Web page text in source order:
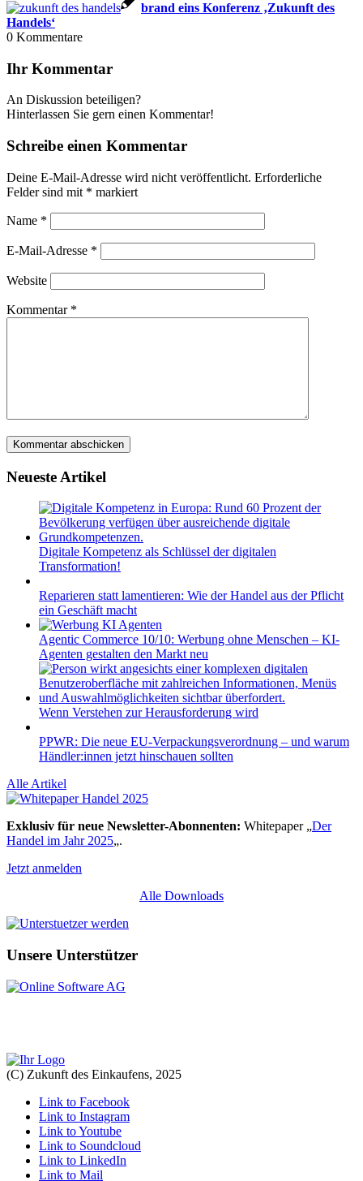
brand eins Konferenz ‚Zukunft des
Handels‘
0 Kommentare
Ihr Kommentar
An Diskussion beteiligen?
Hinterlassen Sie gern einen Kommentar!
Schreibe einen Kommentar
Deine E-Mail-Adresse wird nicht veröffentlicht. Erforderliche
Felder sind mit * markiert
Name *
E-Mail-Adresse *
Website
Kommentar *
Neueste Artikel
Digitale Kompetenz als Schlüssel der digitalen
Transformation!
Reparieren statt lamentieren: Wie der Handel aus der Pflicht
ein Geschäft macht
Agentic Commerce 10/10: Werbung ohne Menschen – KI-
Agenten gestalten den Markt neu
Wenn Verstehen zur Herausforderung wird
PPWR: Die neue EU-Verpackungsverordnung – und warum
Händler:innen jetzt hinschauen sollten
Alle Artikel
Exklusiv für neue Newsletter-Abonnenten: Whitepaper „Der
Handel im Jahr 2025„.
Jetzt anmelden
Alle Downloads
Unsere Unterstützer
(C) Zukunft des Einkaufens, 2025
Link to Facebook
Link to Instagram
Link to Youtube
Link to Soundcloud
Link to LinkedIn
Link to Mail